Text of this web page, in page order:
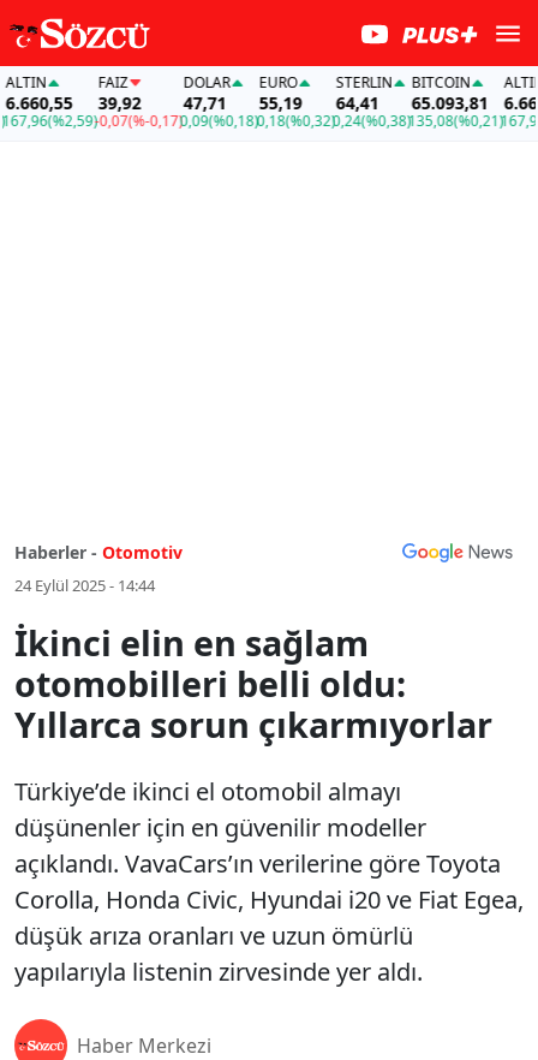
(%2,59)
FAİZ
39,92
-0,07(%-0,17)
DOLAR
47,71
0,09(%0,18)
EURO
55,19
0,18(%0,32)
STERLIN
64,41
0,24(%0,38)
BITCOIN
65.093,81
135,08(%0,21)
ALTIN
167,96
Haberler - Otomotiv
24 Eylül 2025 - 14:44
İkinci elin en sağlam
otomobilleri belli oldu:
Yıllarca sorun çıkarmıyorlar
Türkiye’de ikinci el otomobil almayı
düşünenler için en güvenilir modeller
açıklandı. VavaCars’ın verilerine göre Toyota
Corolla, Honda Civic, Hyundai i20 ve Fiat Egea,
düşük arıza oranları ve uzun ömürlü
yapılarıyla listenin zirvesinde yer aldı.
Haber Merkezi